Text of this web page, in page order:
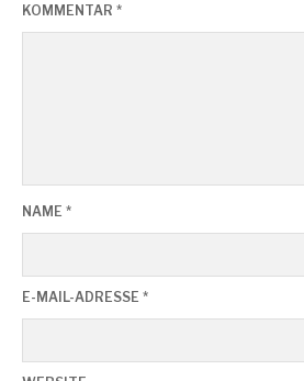
KOMMENTAR *
NAME *
E-MAIL-ADRESSE *